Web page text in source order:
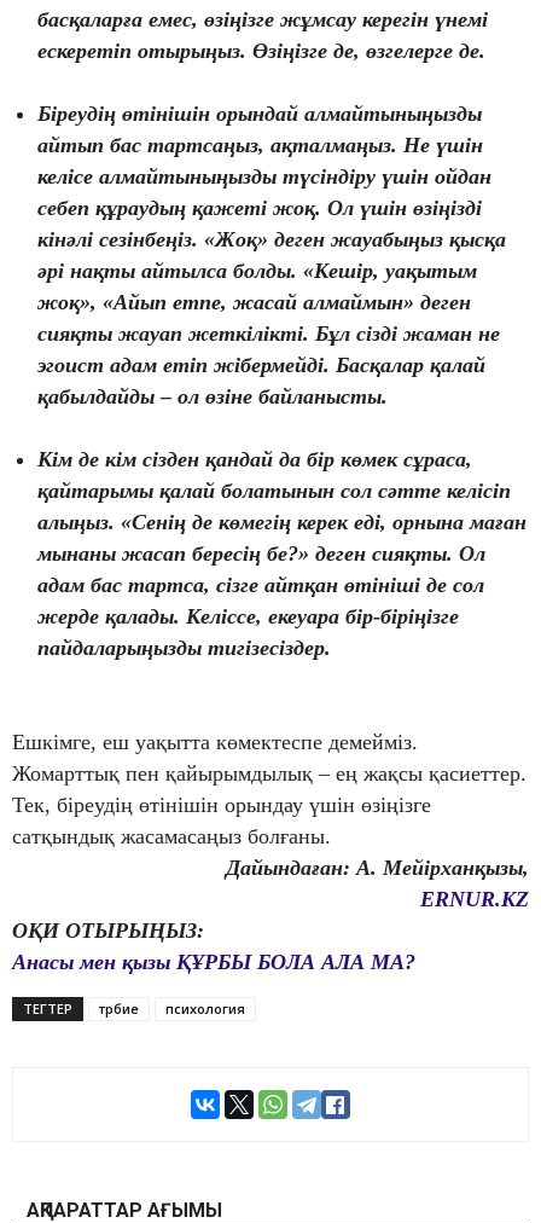
басқаларға емес, өзіңізге жұмсау керегін үнемі
ескеретіп отырыңыз. Өзіңізге де, өзгелерге де.
Біреудің өтінішін орындай алмайтыныңызды
айтып бас тартсаңыз, ақталмаңыз. Не үшін
келісе алмайтыныңызды түсіндіру үшін ойдан
себеп құраудың қажеті жоқ. Ол үшін өзіңізді
кінәлі сезінбеңіз. «Жоқ» деген жауабыңыз қысқа
әрі нақты айтылса болды. «Кешір, уақытым
жоқ», «Айып етпе, жасай алмаймын» деген
сияқты жауап жеткілікті. Бұл сізді жаман не
эгоист адам етіп жібермейді. Басқалар қалай
қабылдайды – ол өзіне байланысты.
Кім де кім сізден қандай да бір көмек сұраса,
қайтарымы қалай болатынын сол сәтте келісіп
алыңыз. «Сенің де көмегің керек еді, орнына маған
мынаны жасап бересің бе?» деген сияқты. Ол
адам бас тартса, сізге айтқан өтініші де сол
жерде қалады. Келіссе, екеуара бір-біріңізге
пайдаларыңызды тигізесіздер.
Ешкімге, еш уақытта көмектеспе демейміз.
Жомарттық пен қайырымдылық – ең жақсы қасиеттер.
Тек, біреудің өтінішін орындау үшін өзіңізге
сатқындық жасамасаңыз болғаны.
Дайындаған: А. Мейірханқызы,
ERNUR.KZ
ОҚИ ОТЫРЫҢЫЗ:
Анасы мен қызы ҚҰРБЫ БОЛА АЛА МА?
ТЕГТЕР тәрбие психология
АҚПАРАТТАР АҒЫМЫ